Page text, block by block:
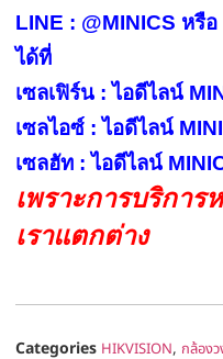
LINE : @MINICS หรือ
ได้ที่
เซลเฟิร์น : ไอดีไลน์
เซลไอซ์ : ไอดีไลน์
เซลฮัท : ไอดีไลน์
เพราะการบริกา
เราแตกต่าง
Categories HIKVISION, กล้อง